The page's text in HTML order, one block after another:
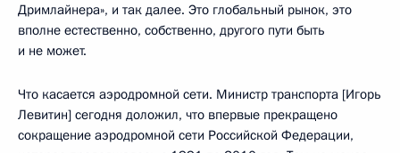
Дримлайнера», и так далее. Это глобальный рынок, это
вполне естественно, собственно, другого пути быть
и не может.
Что касается аэродромной сети. Министр транспорта [Игорь
Левитин] сегодня доложил, что впервые прекращено
сокращение аэродромной сети Российской Федерации,